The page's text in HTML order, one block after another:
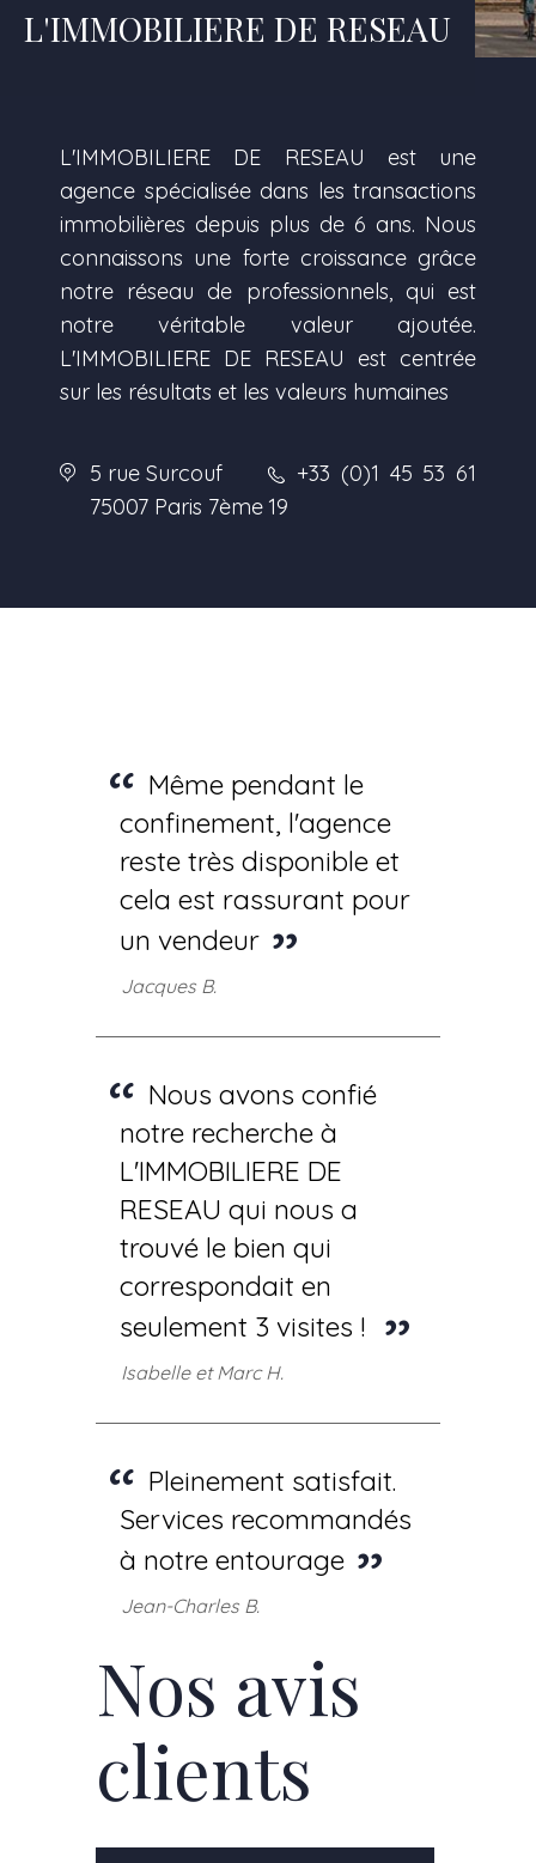
L'IMMOBILIERE DE RESEAU
L'IMMOBILIERE DE RESEAU est une
agence spécialisée dans les transactions
immobilières depuis plus de 6 ans. Nous
connaissons une forte croissance grâce
notre réseau de professionnels, qui est
notre véritable valeur ajoutée.
L'IMMOBILIERE DE RESEAU est centrée
sur les résultats et les valeurs humaines
5 rue Surcouf
75007 Paris 7ème
+33 (0)1 45 53 61
19
Même pendant le
confinement, l'agence
reste très disponible et
cela est rassurant pour
un vendeur
Jacques B.
Nous avons confié
notre recherche à
L'IMMOBILIERE DE
RESEAU qui nous a
trouvé le bien qui
correspondait en
seulement 3 visites !
Isabelle et Marc H.
Pleinement satisfait.
Services recommandés
à notre entourage
Jean-Charles B.
Nos avis
clients